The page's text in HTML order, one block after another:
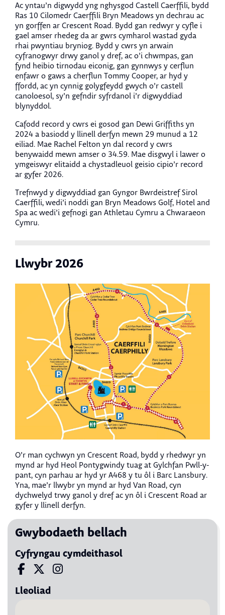
Ac yntau’n digwydd yng nghysgod Castell Caerffili, bydd
Ras 10 Cilomedr Caerffili Bryn Meadows yn dechrau ac
yn gorffen ar Crescent Road. Bydd gan redwyr y cyfle i
gael amser rhedeg da ar gwrs cymharol wastad gyda
rhai pwyntiau bryniog. Bydd y cwrs yn arwain
cyfranogwyr drwy ganol y dref, ac o’i chwmpas, gan
fynd heibio tirnodau eiconig, gan gynnwys y cerflun
enfawr o gaws a cherflun Tommy Cooper, ar hyd y
ffordd, ac yn cynnig golygfeydd gwych o’r castell
canoloesol, sy’n gefndir syfrdanol i’r digwyddiad
blynyddol.
Cafodd record y cwrs ei gosod gan Dewi Griffiths yn
2024 a basiodd y llinell derfyn mewn 29 munud a 12
eiliad. Mae Rachel Felton yn dal record y cwrs
benywaidd mewn amser o 34.59. Mae disgwyl i lawer o
ymgeiswyr elitaidd a chystadleuol geisio cipio’r record
ar gyfer 2026.
Trefnwyd y digwyddiad gan Gyngor Bwrdeistref Sirol
Caerffili, wedi’i noddi gan Bryn Meadows Golf, Hotel and
Spa ac wedi’i gefnogi gan Athletau Cymru a Chwaraeon
Cymru.
Llwybr 2026
O’r man cychwyn yn Crescent Road, bydd y rhedwyr yn
mynd ar hyd Heol Pontygwindy tuag at Gylchfan Pwll-y-
pant, cyn parhau ar hyd yr A468 y tu ôl i Barc Lansbury.
Yna, mae’r llwybr yn mynd ar hyd Van Road, cyn
dychwelyd trwy ganol y dref ac yn ôl i Crescent Road ar
gyfer y llinell derfyn.
Gwybodaeth bellach
Cyfryngau cymdeithasol
Visit us on Facebook
Visit us on X
Visit us on Instagram
Lleoliad